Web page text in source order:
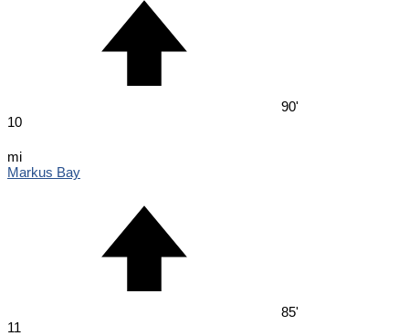
90'
10
mi
Markus Bay
85'
11